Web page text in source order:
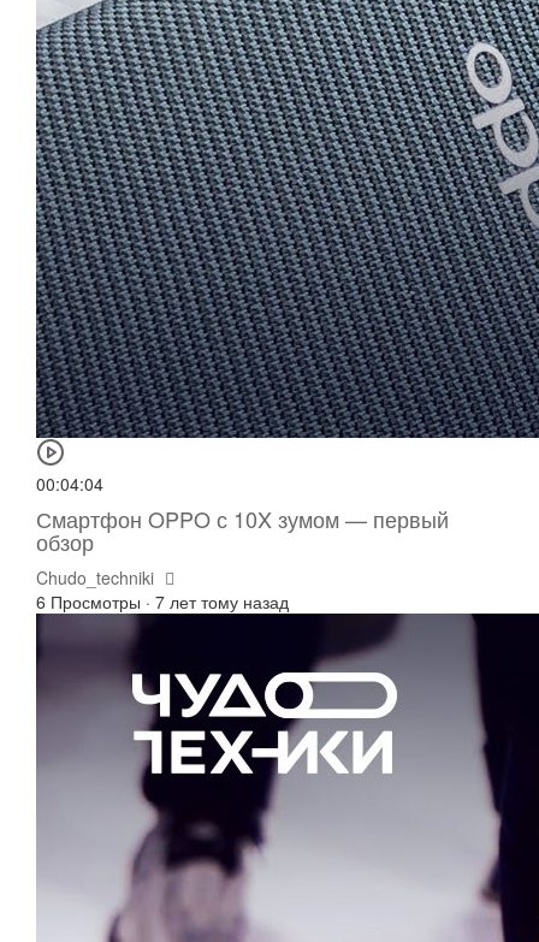
00:04:04
Смартфон OPPO с 10X зумом — первый
обзор
Chudo_techniki
6 Просмотры · 7 лет тому назад